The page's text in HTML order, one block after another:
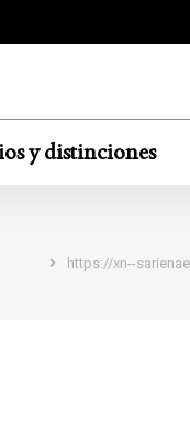
y distinciones
https://xn--